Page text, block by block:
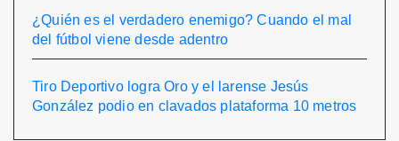
¿Quién es el verdadero enemigo? Cuando el mal
del fútbol viene desde adentro
Tiro Deportivo logra Oro y el larense Jesús
González podio en clavados plataforma 10 metros